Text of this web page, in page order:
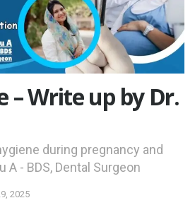
– Write up by Dr.
during pregnancy and
A - BDS, Dental Surgeon
2025